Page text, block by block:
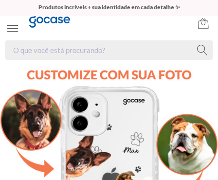
Produtos incríveis + sua identidade em cada detalhe ✨